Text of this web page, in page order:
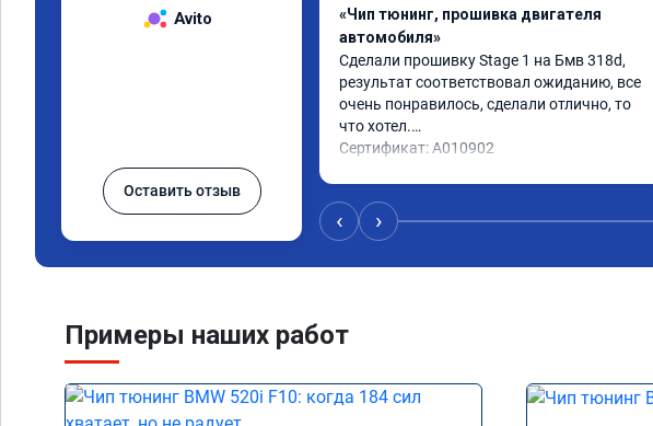
Avito
Оставить отзыв
«Чип тюнинг, прошивка двигателя
автомобиля»
Сделали прошивку Stage 1 на Бмв 318d,
результат соответствовал ожиданию, все
очень понравилось, сделали отлично, то
что хотел.
Сертификат: A010902
‹ ›
Примеры наших работ